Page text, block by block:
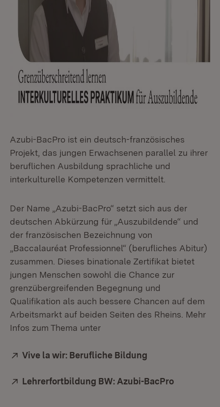
Azubi-BacPro ist ein deutsch-französisches
Projekt, das jungen Erwachsenen parallel zu ihrer
beruflichen Ausbildung sprachliche und
interkulturelle Kompetenzen vermittelt.
Der Name „Azubi-BacPro“ setzt sich aus der
deutschen Abkürzung für „Auszubildende“ und
der französischen Bezeichnung von
„Baccalauréat Professionnel“ (berufliches Abitur)
zusammen. Dieses binationale Zertifikat bietet
jungen Menschen sowohl die Chance zur
grenzübergreifenden Begegnung und
Qualifikation als auch bessere Chancen auf dem
Arbeitsmarkt auf beiden Seiten des Rheins. Mehr
Infos zum Thema unter
Extern:
Vive la wir: Berufliche Bildung
Extern:
Lehrerfortbildung BW: Azubi-BacPro